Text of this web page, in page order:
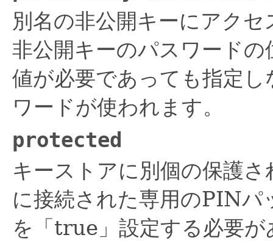
別名の非公開キーにアク
非公開キーのパスワード
値が必要であっても指定
ワードが使われます。
protected
キーストアに別個の保護
に接続された専用のPINパ
を「true」設定する必要が